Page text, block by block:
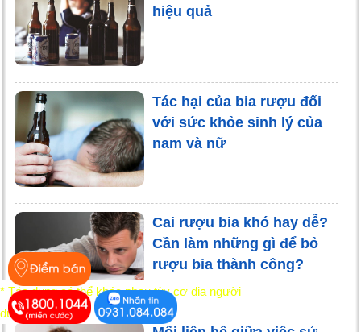
hiệu quả
Tác hại của bia rượu đối
với sức khỏe sinh lý của
nam và nữ
Cai rượu bia khó hay dễ?
Cần làm những gì để bỏ
rượu bia thành công?
* Tác dụng có thể khác nhau tùy cơ địa người
dùng